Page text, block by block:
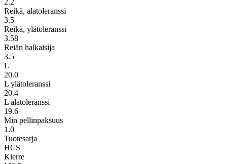
Reikä, alatoleranssi
3.5
Reikä, ylätoleranssi
3.58
Reiän halkaisija
3.5
L
20.0
L ylätoleranssi
20.4
L alatoleranssi
19.6
Min pellinpaksuus
1.0
Tuotesarja
HCS
Kierre